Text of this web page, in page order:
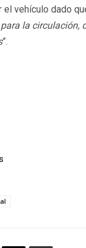
vehículo dado
la circulación,
”.